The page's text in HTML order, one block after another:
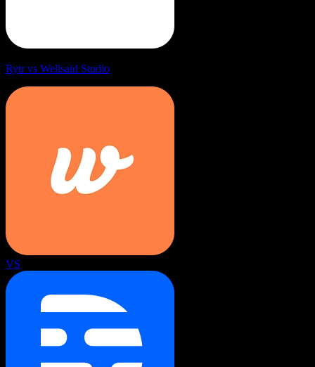
Rytr vs Wellsaid Studio
VS